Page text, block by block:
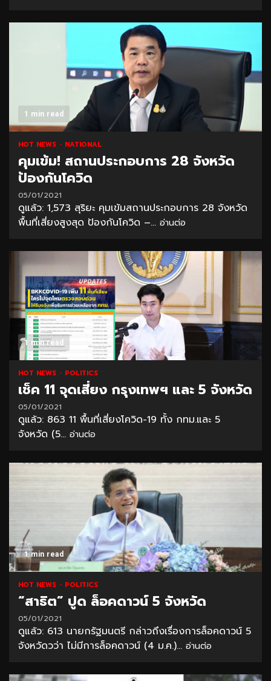
1 min read
HOT NEWS NATIONAL
คุมเข้ม! สถานประกอบการ 28 จังหวัด
ป้องกันโควิด
05/01/2021
ดูแล้ว: 1,573 สุริยะ คุมเข้มสถานประกอบการ 28 จังหวัด
พื้นที่เสี่ยงสูงสุด ป้องกันโควิด –... อ่านต่อ
1 min read
HOT NEWS POLITICS
เช็ค 11 จุดเสี่ยง กรุงเทพฯ และ 5 จังหวัด
05/01/2021
ดูแล้ว: 863 11 พื้นที่เสี่ยงโควิด-19 ทั้ง กทม.และ 5
จังหวัด (5... อ่านต่อ
1 min read
HOT NEWS POLITICS
“สาธิต” ปูด ล็อคดาวน์ 5 จังหวัด
05/01/2021
ดูแล้ว: 613 นายกรัฐมนตรี กล่าวถึงเรื่องการล็อคดาวน์ 5
จังหวัดวว่า ไม่มีการล็อคดาวน์ (4 ม.ค.)... อ่านต่อ